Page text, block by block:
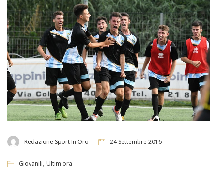
Redazione Sport In Oro 24 Settembre 2016
Giovanili, Ultim'ora